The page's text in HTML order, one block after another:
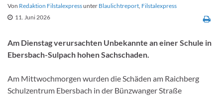
Von Redaktion Filstalexpressunter Blaulichtreport, Filstalexpress
11. Juni 2026
Am Dienstag verursachten Unbekannte an einer Schule in
Ebersbach-Sulpach hohen Sachschaden.
Am Mittwochmorgen wurden die Schäden am Raichberg
Schulzentrum Ebersbach in der Bünzwanger Straße